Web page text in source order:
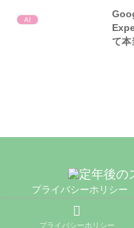
AI
て本
プライバシーホリシー
© 2020 定年
プライバシーホリシー